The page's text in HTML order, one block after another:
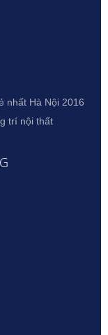
nhất Hà Nội 2016
trí nội thất